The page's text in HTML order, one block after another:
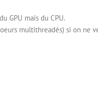
GPU mais du CPU.
multithreadés) si on ne